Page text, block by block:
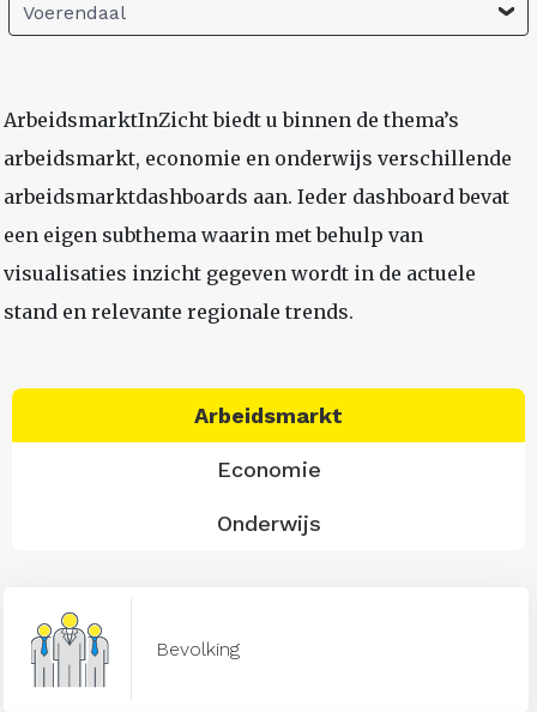
Voerendaal
ArbeidsmarktInZicht biedt u binnen de thema’s
arbeidsmarkt, economie en onderwijs verschillende
arbeidsmarktdashboards aan. Ieder dashboard bevat
een eigen subthema waarin met behulp van
visualisaties inzicht gegeven wordt in de actuele
stand en relevante regionale trends.
Arbeidsmarkt
Economie
Onderwijs
Bevolking